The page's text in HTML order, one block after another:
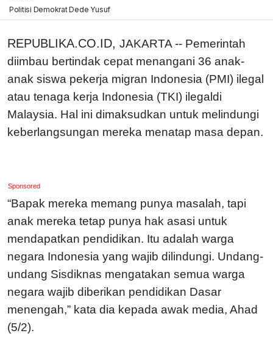
Politisi Demokrat Dede Yusuf
REPUBLIKA.CO.ID, JAKARTA -- Pemerintah
diimbau bertindak cepat menangani 36 anak-
anak siswa pekerja migran Indonesia (PMI) ilegal
atau tenaga kerja Indonesia (TKI) ilegaldi
Malaysia. Hal ini dimaksudkan untuk melindungi
keberlangsungan mereka menatap masa depan.
Sponsored
“Bapak mereka memang punya masalah, tapi
anak mereka tetap punya hak asasi untuk
mendapatkan pendidikan. Itu adalah warga
negara Indonesia yang wajib dilindungi. Undang-
undang Sisdiknas mengatakan semua warga
negara wajib diberikan pendidikan Dasar
menengah,” kata dia kepada awak media, Ahad
(5/2).